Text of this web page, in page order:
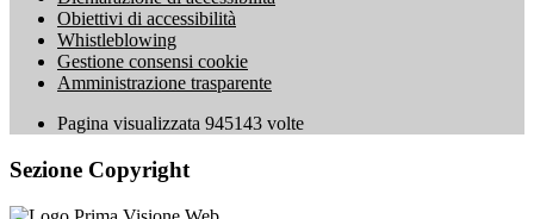
Obiettivi di accessibilità
Whistleblowing
Gestione consensi cookie
Amministrazione trasparente
Pagina visualizzata 945143 volte
Sezione Copyright